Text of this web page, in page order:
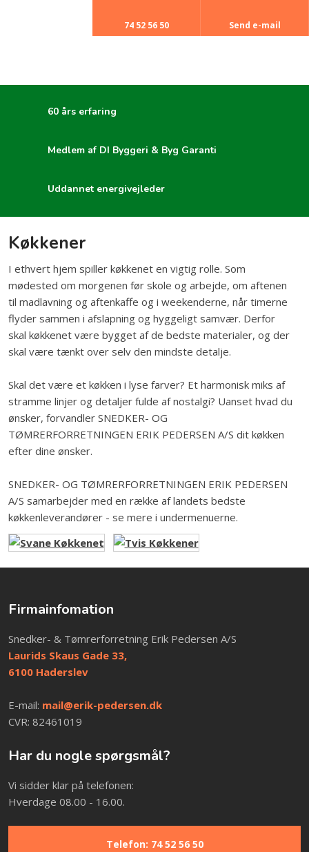
74 52 56 50​ Send e-mail​
60 års erfaring
Medlem af DI Byggeri & Byg Garanti
Uddannet energivejleder
Køkkener
I ethvert hjem spiller køkkenet en vigtig rolle. Som
mødested om morgenen før skole og arbejde, om aftenen
til madlavning og aftenkaffe og i weekenderne, når timerne
flyder sammen i afslapning og hyggeligt samvær. Derfor
skal køkkenet være bygget af de bedste materialer, og der
skal være tænkt over selv den mindste detalje.
Skal det være et køkken i lyse farver? Et harmonisk miks af
stramme linjer og detaljer fulde af nostalgi? Uanset hvad du
ønsker, forvandler SNEDKER- OG
TØMRERFORRETNINGEN ERIK PEDERSEN A/S dit køkken
efter dine ønsker.
SNEDKER- OG TØMRERFORRETNINGEN ERIK PEDERSEN
A/S samarbejder med en række af landets bedste
køkkenleverandører - se mere i undermenuerne.
Firmainfomation
​Snedker- & Tømrerforretning Erik Pedersen A/S
Laurids Skaus Gade 33,
​6100 Haderslev
​E-mail: mail@erik-pedersen.dk​
CVR: 82461019
Har du nogle spørgsmål?
Vi sidder klar på telefonen:
Hverdage 08.00 - 16.00.
Telefon: 74 52 56 50